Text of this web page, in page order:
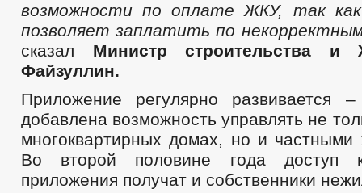
возможности по оплате ЖКУ, так
позволяет заплатить по
сказал Министр строительства
Файзуллин.
Приложение регулярно развивается
добавлена возможность управлять не
многоквартирных домах, но и
Во второй половине года доступ
приложения получат и собственники